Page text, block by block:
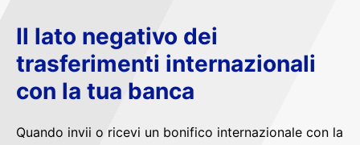
Il lato negativo dei
trasferimenti internazionali
con la tua banca
Quando invii o ricevi un bonifico internazionale con la